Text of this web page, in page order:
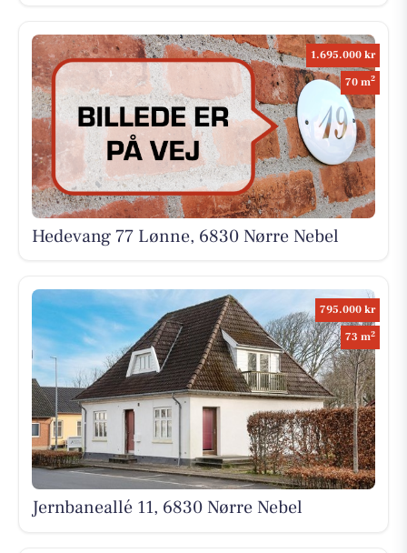
1.695.000 kr
70 m2
Hedevang 77 Lønne, 6830 Nørre Nebel
795.000 kr
73 m2
Jernbaneallé 11, 6830 Nørre Nebel